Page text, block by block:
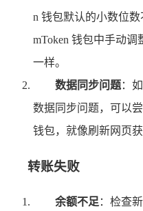
n 钱包默认的小数位
mToken 钱包中手动
一样。
数据同步问题：
数据同步问题，可以
钱包，就像刷新网页
转账失败
余额不足：检查